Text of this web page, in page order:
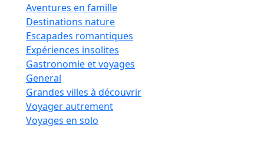
Aventures en famille
Destinations nature
Escapades romantiques
Expériences insolites
Gastronomie et voyages
General
Grandes villes à découvrir
Voyager autrement
Voyages en solo